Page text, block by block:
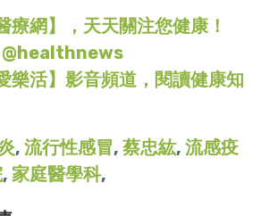
療網】，天天關注您健康！
@healthnews
樂活】影音頻道，閱讀健康知
, 流行性感冒, 蔡忠紘, 流感疫
, 家庭醫學科,